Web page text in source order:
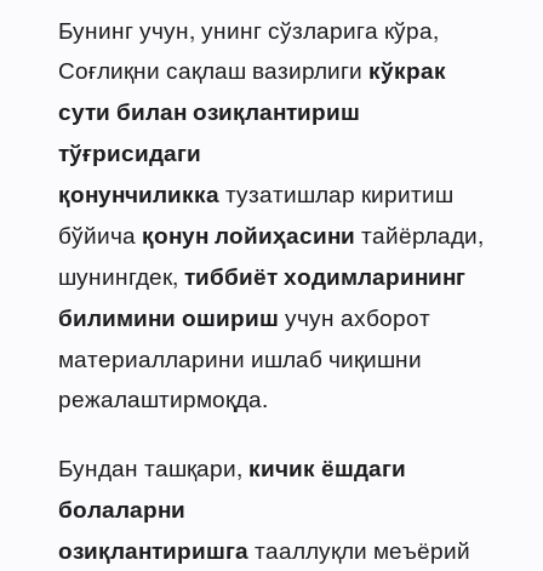
Бунинг учун, унинг сўзларига кўра,
Соғлиқни сақлаш вазирлиги кўкрак
сути билан озиқлантириш
тўғрисидаги
қонунчиликкатузатишлар киритиш
бўйича қонун лойиҳасини тайёрлади,
шунингдек, тиббиёт ходимларининг
билимини ошириш учун ахборот
материалларини ишлаб чиқишни
режалаштирмоқда.
Бундан ташқари, кичик ёшдаги
болаларни
озиқлантиришгатааллуқли меъёрий